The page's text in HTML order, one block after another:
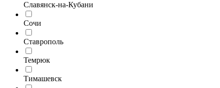
Славянск-на-Кубани
Сочи
Ставрополь
Темрюк
Тимашевск